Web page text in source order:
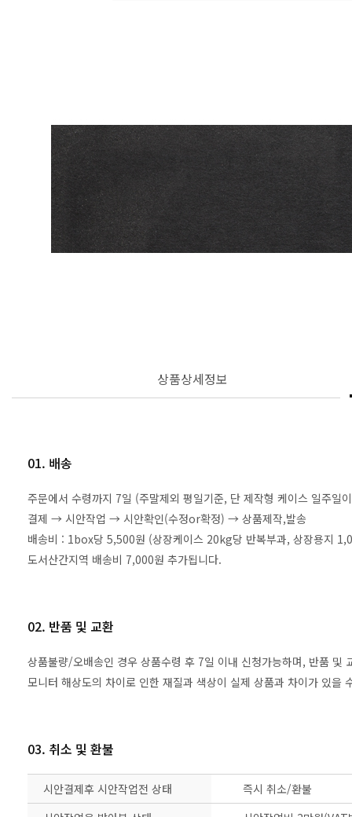
상품상세정보
01. 배송
주문에서 수령까지 7일 (주말제외 평일기준, 단 제작형 케이스 일주일
결제 → 시안작업 → 시안확인(수정or확정) → 상품제작,발송
배송비 : 1box당 5,500원 (상장케이스 20kg당 반복부과, 상장용지
도서산간지역 배송비 7,000원 추가됩니다.
02. 반품 및 교환
상품불량/오배송인 경우 상품수령 후 7일 이내 신청가능하며, 반품 및
모니터 해상도의 차이로 인한 재질과 색상이 실제 상품과 차이가 있
03. 취소 및 환불
시안결제후 시안작업전 상태
즉시 취소/환불